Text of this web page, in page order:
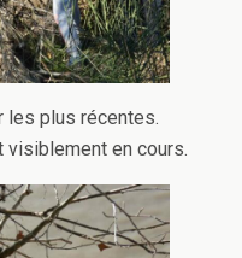
les plus récentes.
visiblement en cours.